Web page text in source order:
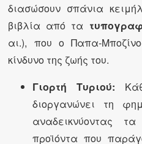
διασώσουν σπάνια
βιβλία από τα
αι.), που ο Παπα-
κίνδυνο της ζωής του.
Γιορτή Τυριού:
διοργανώνει τη
αναδεικνύοντας
προϊόντα που